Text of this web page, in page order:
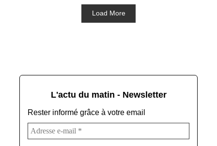
Load More
L'actu du matin - Newsletter
Rester informé grâce à votre email